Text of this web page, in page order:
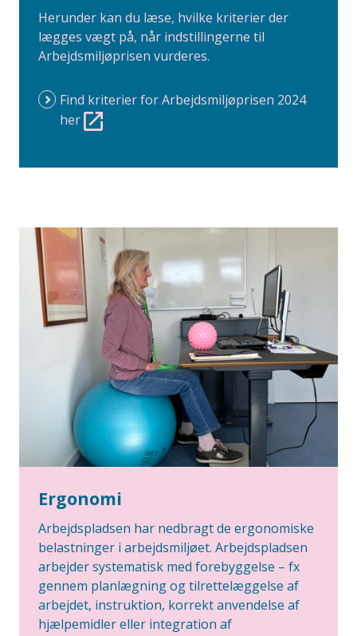
Herunder kan du læse, hvilke kriterier der
lægges vægt på, når indstillingerne til
Arbejdsmiljøprisen vurderes.
Find kriterier for Arbejdsmiljøprisen 2024
her
Ergonomi
Arbejdspladsen har nedbragt de ergonomiske
belastninger i arbejdsmiljøet. Arbejdspladsen
arbejder systematisk med forebyggelse – fx
gennem planlægning og tilrettelæggelse af
arbejdet, instruktion, korrekt anvendelse af
hjælpemidler eller integration af